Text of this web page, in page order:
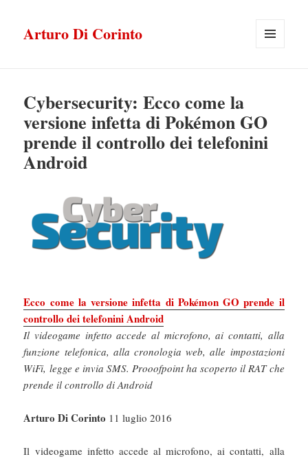
Arturo Di Corinto
Cybersecurity: Ecco come la
versione infetta di Pokémon GO
prende il controllo dei telefonini
Android
Ecco come la versione infetta di Pokémon GO prende il
controllo dei telefonini Android
Il videogame infetto accede al microfono, ai contatti, alla
funzione telefonica, alla cronologia web, alle impostazioni
WiFi, legge e invia SMS. Prooofpoint ha scoperto il RAT che
prende il controllo di Android
Arturo Di Corinto 11 luglio 2016
Il videogame infetto accede al microfono, ai contatti, alla